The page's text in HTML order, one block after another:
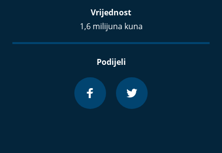
Vrijednost
1,6 milijuna kuna
Podijeli